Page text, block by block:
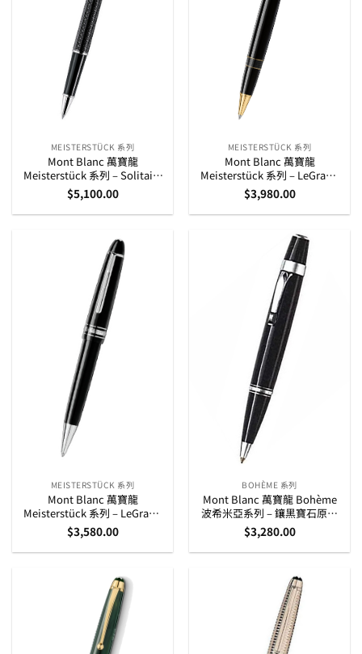
MEISTERSTÜCK 系列
Mont Blanc 萬寶龍
Meisterstück 系列 – Solitaire
Doué Signum 鍍鉑金雕刻紋筆
桿 走珠筆
$5,100.00
MEISTERSTÜCK 系列
Mont Blanc 萬寶龍
Meisterstück 系列 – LeGrand
鍍黃金夾粗身 走珠筆 (11402)
$3,980.00
MEISTERSTÜCK 系列
Mont Blanc 萬寶龍
Meisterstück 系列 – LeGrand
鍍鉑金夾粗身 原子筆 (7569)
$3,580.00
BOHÈME 系列
Mont Blanc 萬寶龍 Bohème
波希米亞系列 – 鑲黑寶石原子
筆 (25210)
$3,280.00